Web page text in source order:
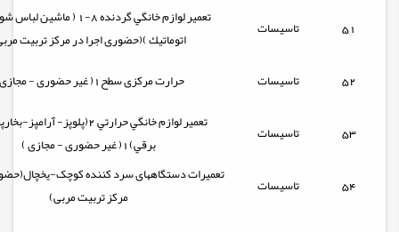
51
تاسیسات
تعمير لوازم خانگي گردنده 8-1 (
اتوماتيك )(حضوری اجرا در مرکز تربیت
52
تاسیسات حرارت مرکزی سطح1( غیر حضوری - مجازی )
53 تاسیسات
تعمير لوازم خانگي حرارتي 2(پلوپز-
برقي)1( غیر حضوری - مجازی )
54
تاسیسات
تعمیرات دستگاههای سرد کننده کوچک-
مرکز تربیت مربی)